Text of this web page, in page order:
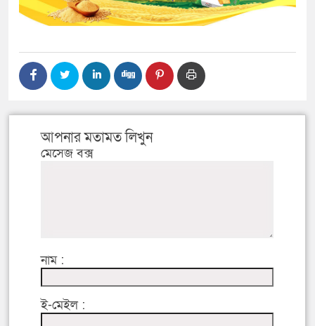
আপনার মতামত লিখুন
মেসেজ বক্স
নাম :
ই-মেইল :